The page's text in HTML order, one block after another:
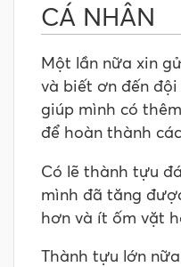
CÁ NHÂN
Một lần nữa xin
và biết ơn đến đội
giúp mình có
để hoàn thành
Có lẽ thành tựu
mình đã tăng
hơn và ít ốm vặt
Thành tựu lớn